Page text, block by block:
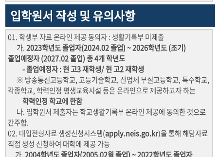
입학원서 작성 및 유의사항
01. 학생부 자료 온라인 제공 동의자 : 생활기록부 미제출
가.2023학년도 졸업자(2024.02 졸업) ~ 2026학년도 (조기)
졸업예정자 (2027.02 졸업) 총 4개 학년도
- 졸업예정자 : 현 고3 재학생/ 현 고2 재학생
※ 방송통신고등학교, 고등기술학교, 산업체 부설고등학교, 특수학교,
각종학교, 학력인정 평생교육시설 등은 온라인으로 제공하고자 하는
학력인정 학교에 한함
나. 입학원서 제출자는 학교생활기록부 온라인 제공에 동의한 것으로
간주함.
02. 대입전형자료 생성신청시스템(apply.neis.go.kr)을 통해 해당자료
직접 생성 신청하여 대학에 제공 가능
가.2004학년도 졸업자(2005.02월 졸업) ~ 2022학년도 졸업자